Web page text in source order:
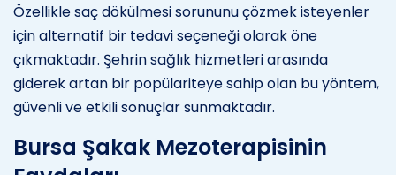
Özellikle saç dökülmesi sorununu çözmek isteyenler
için alternatif bir tedavi seçeneği olarak öne
çıkmaktadır. Şehrin sağlık hizmetleri arasında
giderek artan bir popülariteye sahip olan bu yöntem,
güvenli ve etkili sonuçlar sunmaktadır.
Bursa Şakak Mezoterapisinin